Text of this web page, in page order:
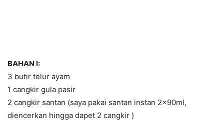
BAHAN I:
3 butir telur ayam
1 cangkir gula pasir
2 cangkir santan (saya pakai santan instan 2x90ml,
diencerkan hingga dapet 2 cangkir )